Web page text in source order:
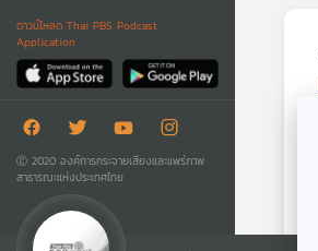
ดาวน์โหลด Thai PBS Podcast
Application
Ⓒ 2020 องค์การกระจายเสียงและแพร่ภาพ
สาธารณะแห่งประเทศไทย